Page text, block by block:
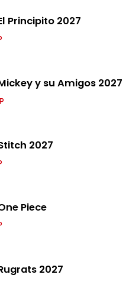
Principito 2027
y su Amigos 2027
2027
Piece
2027